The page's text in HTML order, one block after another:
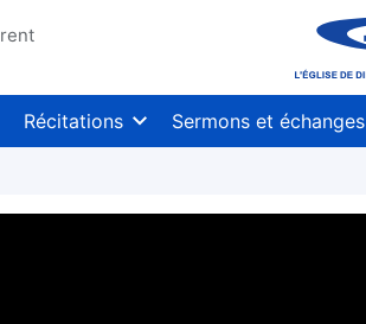
Récitations Sermons et échanges